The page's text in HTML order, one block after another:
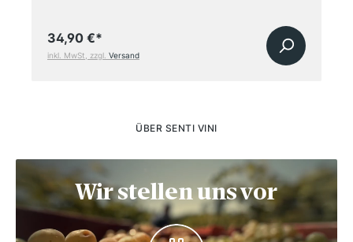
34,90 €*
inkl. MwSt, zzgl. Versand
ÜBER SENTI VINI
Wir stellen uns vor